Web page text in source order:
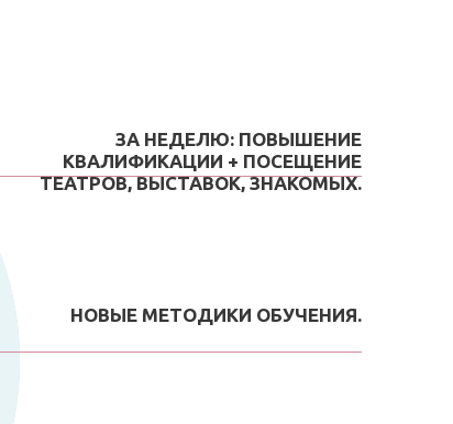
ЗА НЕДЕЛЮ: ПОВЫШЕНИЕ
КВАЛИФИКАЦИИ + ПОСЕЩЕНИЕ
ТЕАТРОВ, ВЫСТАВОК, ЗНАКОМЫХ.
НОВЫЕ МЕТОДИКИ ОБУЧЕНИЯ.